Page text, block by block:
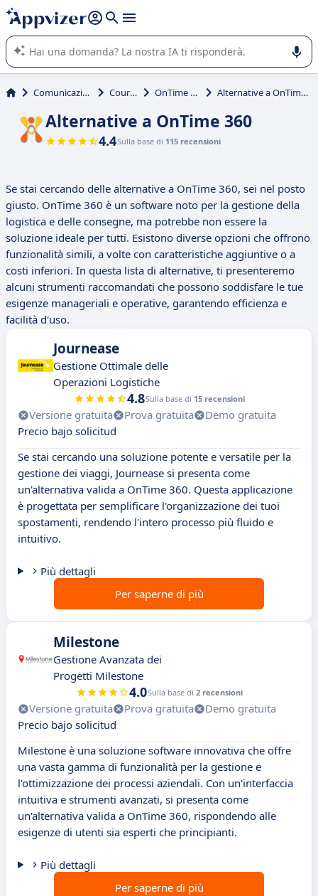
righe con
shift + enter
L'IA di Appvizer vi guida nell'utilizzo o nella scelta di un
software SaaS per la vostra azienda.
Comunicazione Courier OnTime 360 Alternative a OnTime 360
Alternative a OnTime 360
4.4Sulla base di 115 recensioni
Se stai cercando delle alternative a OnTime 360, sei nel posto
giusto. OnTime 360 è un software noto per la gestione della
logistica e delle consegne, ma potrebbe non essere la
soluzione ideale per tutti. Esistono diverse opzioni che offrono
funzionalità simili, a volte con caratteristiche aggiuntive o a
costi inferiori. In questa lista di alternative, ti presenteremo
alcuni strumenti raccomandati che possono soddisfare le tue
esigenze manageriali e operative, garantendo efficienza e
facilità d'uso.
Journease
Gestione Ottimale delle
Operazioni Logistiche
4.8Sulla base di 15 recensioni
Versione gratuita Prova gratuita
Demo gratuita
Precio bajo solicitud
Se stai cercando una soluzione potente e versatile per la
gestione dei viaggi, Journease si presenta come
un'alternativa valida a OnTime 360. Questa applicazione
è progettata per semplificare l'organizzazione dei tuoi
spostamenti, rendendo l'intero processo più fluido e
intuitivo.
Più dettagli
Per saperne di più
Milestone
Gestione Avanzata dei
Progetti Milestone
4.0Sulla base di 2 recensioni
Versione gratuita Prova gratuita
Demo gratuita
Precio bajo solicitud
Milestone è una soluzione software innovativa che offre
una vasta gamma di funzionalità per la gestione e
l'ottimizzazione dei processi aziendali. Con un'interfaccia
intuitiva e strumenti avanzati, si presenta come
un'alternativa valida a OnTime 360, rispondendo alle
esigenze di utenti sia esperti che principianti.
Più dettagli
Per saperne di più